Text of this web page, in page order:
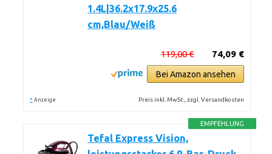
1.4L|36.2x17.9x25.6
cm,Blau/Weiß
74,09 €
119,00 €
Bei Amazon ansehen
* Anzeige Preis inkl. MwSt., zzgl. Versandkosten
EMPFEHLUNG
Tefal Express Vision,